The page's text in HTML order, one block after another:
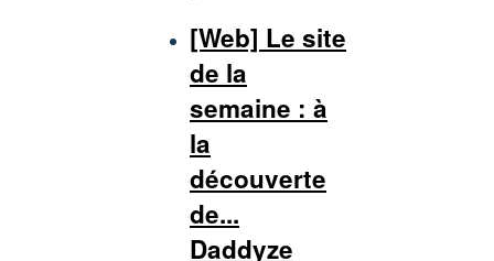
[Web] Le site
de la
semaine : à
la
découverte
de...
Daddyze